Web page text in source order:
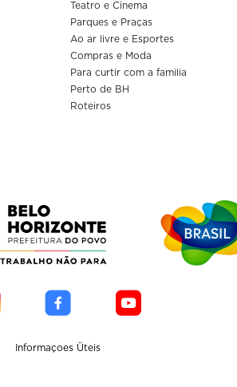
Teatro e Cinema
Parques e Praças
Ao ar livre e Esportes
Compras e Moda
Para curtir com a familia
Perto de BH
Roteiros
Informaçoes Üteis